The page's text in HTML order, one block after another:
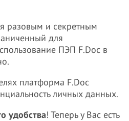
разовым и секретным
для
ПЭП F.Doc в
платформа F.Doc
личных данных.
удобства! Теперь у Вас есть